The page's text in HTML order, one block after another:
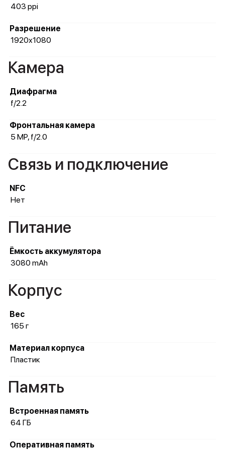
403 ppi
Разрешение
1920x1080
Камера
Диафрагма
f/2.2
Фронтальная камера
5 MP, f/2.0
Связь и подключение
NFC
Нет
Питание
Ёмкость аккумулятора
3080 mAh
Корпус
Вес
165 г
Материал корпуса
Пластик
Память
Встроенная память
64 ГБ
Оперативная память